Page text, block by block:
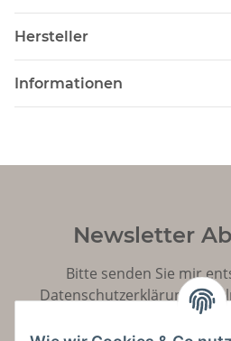
Hersteller
Informationen
Newsletter
Bitte senden Sie mir
Datenschutzerklärung
widerruflich Informationen zu